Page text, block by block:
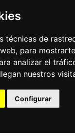
técnicas de
para
analizar el
nuestros
Configurar
© Pronorte Sonido